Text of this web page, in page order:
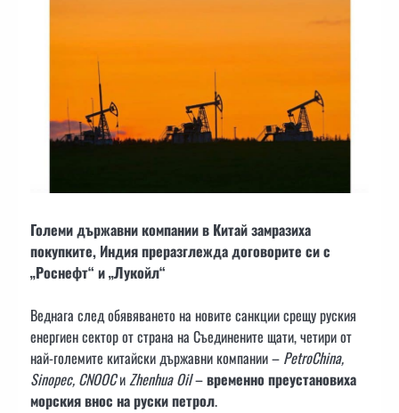
Големи държавни компании в Китай замразиха
покупките, Индия преразглежда договорите си с
„Роснефт“ и „Лукойл“
Веднага след обявяването на новите санкции срещу руския
енергиен сектор от страна на Съединените щати, четири от
най-големите китайски държавни компании – PetroChina,
Sinopec, CNOOCиZhenhua Oil–временно преустановиха
морския внос на руски петрол.